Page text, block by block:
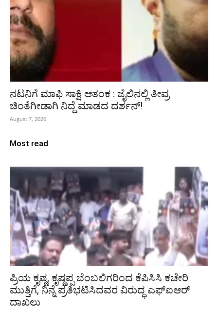
ನಟನಿಗೆ ಮಾಫಿ ಸಾಕ್ಷಿ ಆತಂಕ : ಜೈಲಿನಲ್ಲಿ ತೀವ್ರ
ಚಿಂತೆಗೀಡಾಗಿ ನಿದ್ದೆ ಮಾಡದ ದರ್ಶನ್!
August 7, 2026
Most read
ಪ್ರಿಯ ಕೃಷ್ಣ, ಕೃಷ್ಣಪ್ಪ ಬೆಂಬಲಿಗರಿಂದ ಕೆಪಿಸಿಸಿ ಕಚೇರಿ
ಮುತ್ತಿಗೆ, ನಿನ್ನೆ ಪ್ರತಿಭಟಿಸಿದವರ ವಿರುದ್ಧ ಎಫ್‌ಐಆರ್‌
ದಾಖಲು